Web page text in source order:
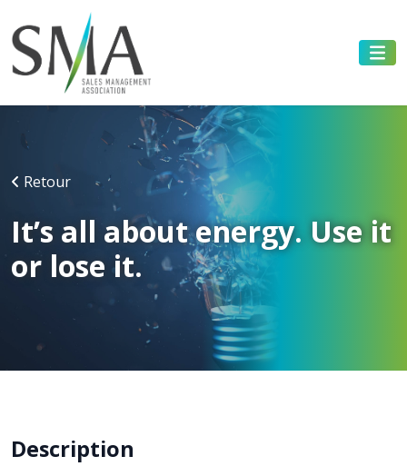
Retour
It’s all about energy. Use it
or lose it.
Description